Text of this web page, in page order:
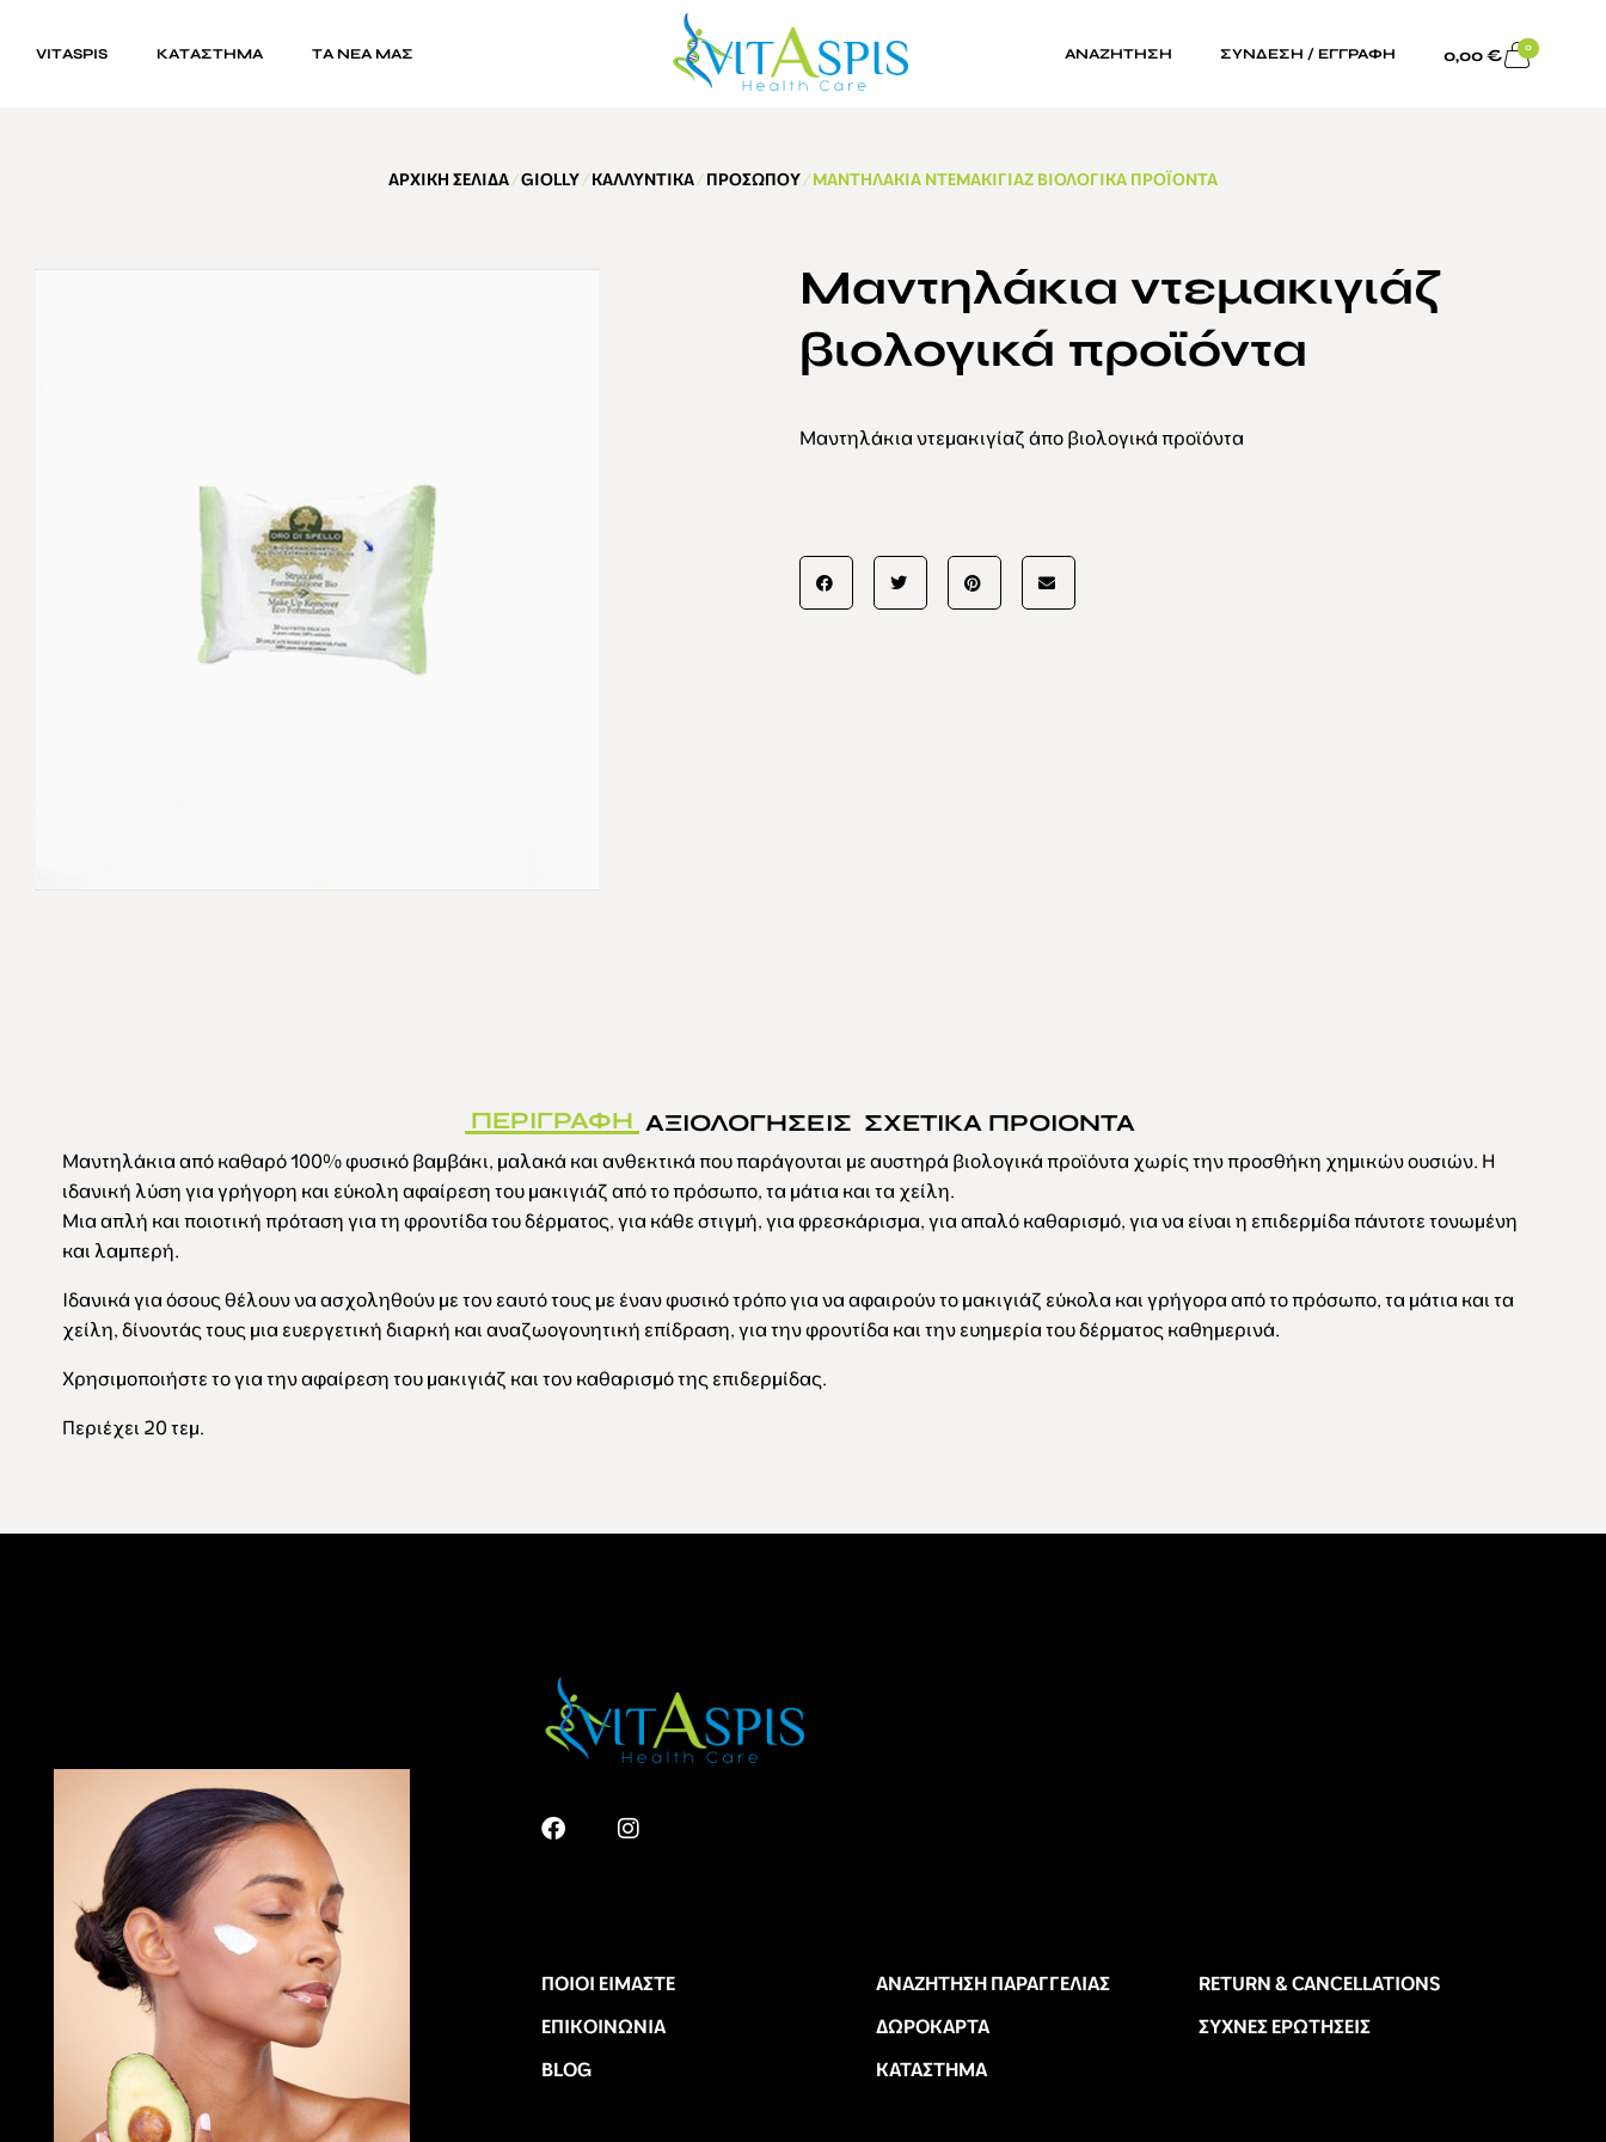
VITASPIS ΚΑΤΆΣΤΗΜΑ ΤΑ ΝΕΑ ΜΑΣ ΑΝΑΖΗΤΗΣΗ ΣΥΝΔΕΣΗ / ΕΓΓΡΑΦΗ 0,00€ 0
ΑΡΧΙΚΉ ΣΕΛΊΔΑ/GIOLLY/ΚΑΛΛΥΝΤΙΚΆ/ΠΡΟΣΏΠΟΥ/ ΜΑΝΤΗΛΆΚΙΑ ΝΤΕΜΑΚΙΓΙΆΖ ΒΙΟΛΟΓΙΚΆ ΠΡΟΪΌΝΤΑ
Μαντηλάκια ντεμακιγιάζ
βιολογικά προϊόντα
Μαντηλάκια ντεμακιγίαζ άπο βιολογικά προϊόντα
ΠΕΡΙΓΡΑΦΗ ΑΞΙΟΛΟΓΗΣΕΙΣ ΣΧΕΤΙΚΑ ΠΡΟΙΟΝΤΑ
Μαντηλάκια από καθαρό 100% φυσικό βαμβάκι, μαλακά και ανθεκτικά που παράγονται με αυστηρά βιολογικά προϊόντα χωρίς την προσθήκη χημικών ουσιών. Η
ιδανική λύση για γρήγορη και εύκολη αφαίρεση του μακιγιάζ από το πρόσωπο, τα μάτια και τα χείλη.
Μια απλή και ποιοτική πρόταση για τη φροντίδα του δέρματος, για κάθε στιγμή, για φρεσκάρισμα, για απαλό καθαρισμό, για να είναι η επιδερμίδα πάντοτε τονωμένη
και λαμπερή.
Ιδανικά για όσους θέλουν να ασχοληθούν με τον εαυτό τους με έναν φυσικό τρόπο για να αφαιρούν το μακιγιάζ εύκολα και γρήγορα από το πρόσωπο, τα μάτια και τα
χείλη, δίνοντάς τους μια ευεργετική διαρκή και αναζωογονητική επίδραση, για την φροντίδα και την ευημερία του δέρματος καθημερινά.
Χρησιμοποιήστε το για την αφαίρεση του μακιγιάζ και τον καθαρισμό της επιδερμίδας.
Περιέχει 20 τεμ.
ΠΟΙΟΙ ΕΊΜΑΣΤΕ
ΕΠΙΚΟΙΝΩΝΊΑ
BLOG
ΑΝΑΖΉΤΗΣΗ ΠΑΡΑΓΓΕΛΊΑΣ
ΔΩΡΟΚΆΡΤΑ
ΚΑΤΆΣΤΗΜΑ
RETURN & CANCELLATIONS
ΣΥΧΝΈΣ ΕΡΩΤΉΣΕΙΣ